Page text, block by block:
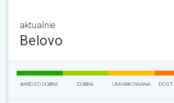
aktualnie
Belovo
BARDZO DOBRA DOBRA UMIARKOWANA